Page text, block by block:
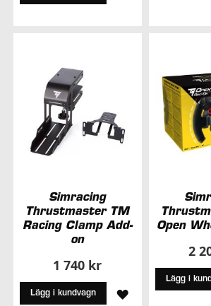
Simracing
Thrustmaster TM
Racing Clamp Add-
on
1 740 kr
Lägg i kundvagn
LÄGG
Open
2
Lägg i